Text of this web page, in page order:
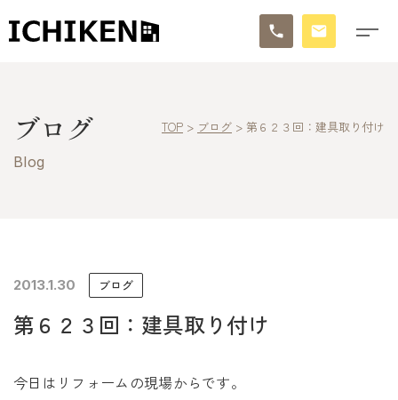
ブログ
イチケンの家づくり
モデルハウス
ブログ
Blog
TOP > ブログ > 第６２３回：建具取り付け
2013.1.30 ブログ
第６２３回：建具取り付け
今日はリフォームの現場からです。